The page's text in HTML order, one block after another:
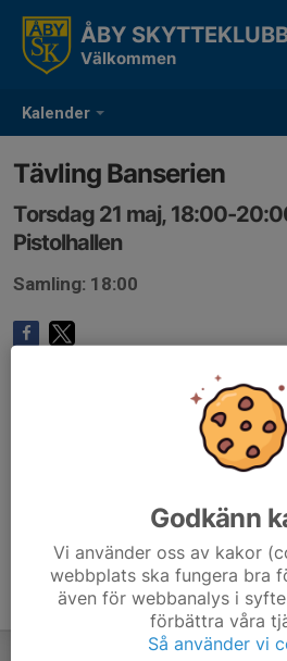
Kalender
ÅBY
Välkommen
Tävling Banserien
Torsdag 21 maj, 18:00-
Pistolhallen
Samling: 18:00
Godkänn
Vi använder oss av kakor
webbplats ska fungera bra
även för webbanalys i
förbättra våra
Så använder vi